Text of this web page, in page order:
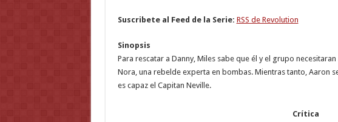
Suscribete al Feed de la Serie: RSS de Revolution
Sinopsis
Para rescatar a Danny, Miles sabe que él y el grupo
Nora, una rebelde experta en bombas. Mientras tanto, Aaron
es capaz el Capitan Neville.
Crítica